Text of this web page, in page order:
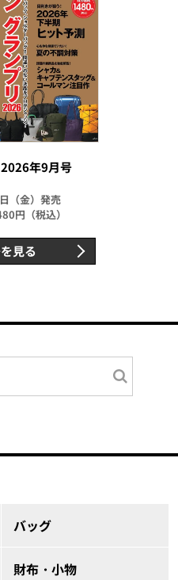
年9月号
（金）発売
円（税込）
見る
バッグ
財布・小物